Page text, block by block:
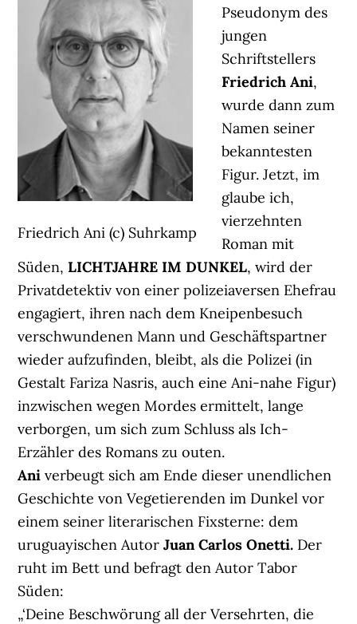
Friedrich Ani (c) Suhrkamp
Pseudonym des
jungen
Schriftstellers
Friedrich Ani,
wurde dann zum
Namen seiner
bekanntesten
Figur. Jetzt, im
glaube ich,
vierzehnten
Roman mit
Süden,LICHTJAHRE IM DUNKEL, wird der
Privatdetektiv von einer polizeiaversen Ehefrau
engagiert, ihren nach dem Kneipenbesuch
verschwundenen Mann und Geschäftspartner
wieder aufzufinden, bleibt, als die Polizei (in
Gestalt Fariza Nasris, auch eine Ani-nahe Figur)
inzwischen wegen Mordes ermittelt, lange
verborgen, um sich zum Schluss als Ich-
Erzähler des Romans zu outen.
Ani verbeugt sich am Ende dieser unendlichen
Geschichte von Vegetierenden im Dunkel vor
einem seiner literarischen Fixsterne: dem
uruguayischen AutorJuan Carlos Onetti. Der
ruht im Bett und befragt den Autor Tabor
Süden:
„‘Deine Beschwörung all der Versehrten, die